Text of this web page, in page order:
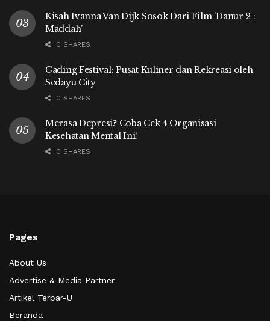
Kisah Ivanna Van Dijk Sosok Dari Film ‘Danur 2 :
Maddah’
0 SHARES
Gading Festival: Pusat Kuliner dan Rekreasi oleh
Sedayu City
0 SHARES
Merasa Depresi? Coba Cek 4 Organisasi
Kesehatan Mental Ini!
0 SHARES
Pages
About Us
Advertise & Media Partner
Artikel Terbar-U
Beranda